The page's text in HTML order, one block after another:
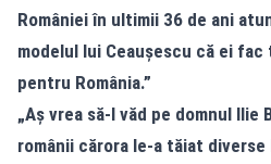
României în ultimii 36 de ani
modelul lui Ceaușescu că ei
pentru România.”
„Aș vrea să-l văd pe domnul
românii cărora le-a tăiat